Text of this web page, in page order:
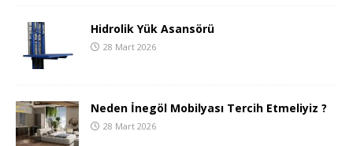
Hidrolik Yük Asansörü
28 Mart 2026
Neden İnegöl Mobilyası Tercih Etmeliyiz ?
28 Mart 2026